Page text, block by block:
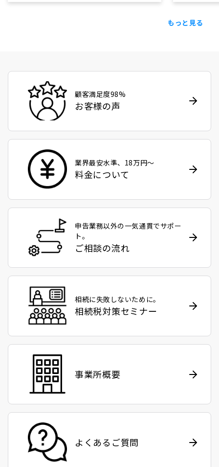
もっと見る
顧客満足度98%
お客様の声
業界最安水準、18万円〜
料金について
申告業務以外の一気通貫でサポー
ト。
ご相談の流れ
相続に失敗しないために。
相続税対策セミナー
事業所概要
よくあるご質問